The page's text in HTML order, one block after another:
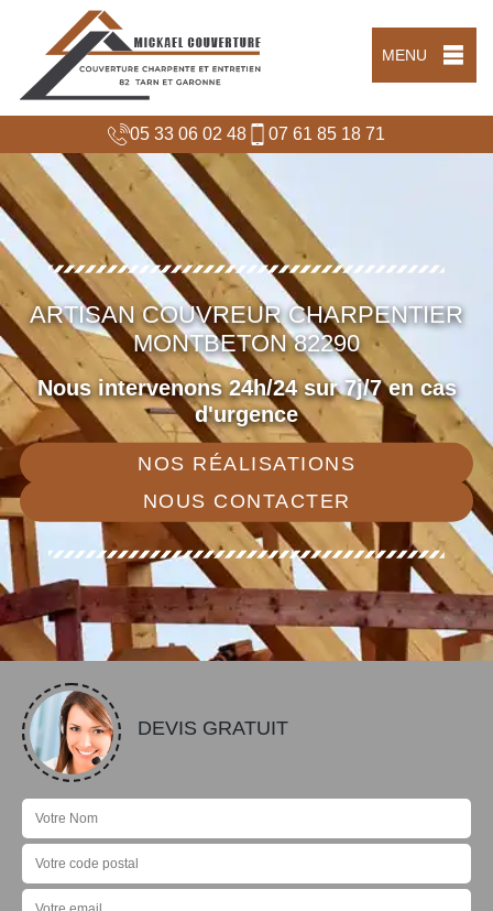
MENU
05 33 06 02 48 07 61 85 18 71
ARTISAN COUVREUR CHARPENTIER
MONTBETON 82290
Nous intervenons 24h/24 sur 7j/7 en cas
d'urgence
NOS RÉALISATIONS
NOUS CONTACTER
DEVIS GRATUIT